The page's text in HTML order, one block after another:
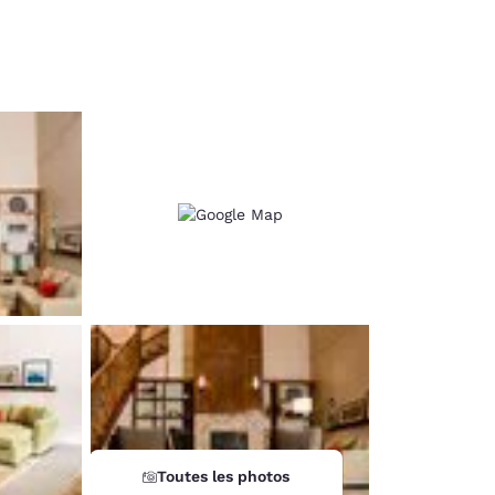
Toutes les photos